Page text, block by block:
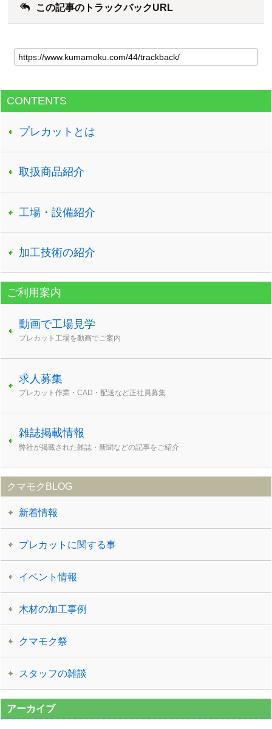
この記事のトラックバックURL
CONTENTS
プレカットとは
取扱商品紹介
工場・設備紹介
加工技術の紹介
ご利用案内
動画で工場見学
プレカット工場を動画でご案内
求人募集
プレカット作業・CAD・配送など正社員募集
雑誌掲載情報
弊社が掲載された雑誌・新聞などの記事をご紹介
クマモクBLOG
新着情報
プレカットに関する事
イベント情報
木材の加工事例
クマモク祭
スタッフの雑談
アーカイブ